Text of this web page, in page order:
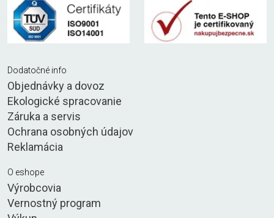
Dodatočné info
Objednávky a dovoz
Ekologické spracovanie
Záruka a servis
Ochrana osobných údajov
Reklamácia
O eshope
Výrobcovia
Vernostný program